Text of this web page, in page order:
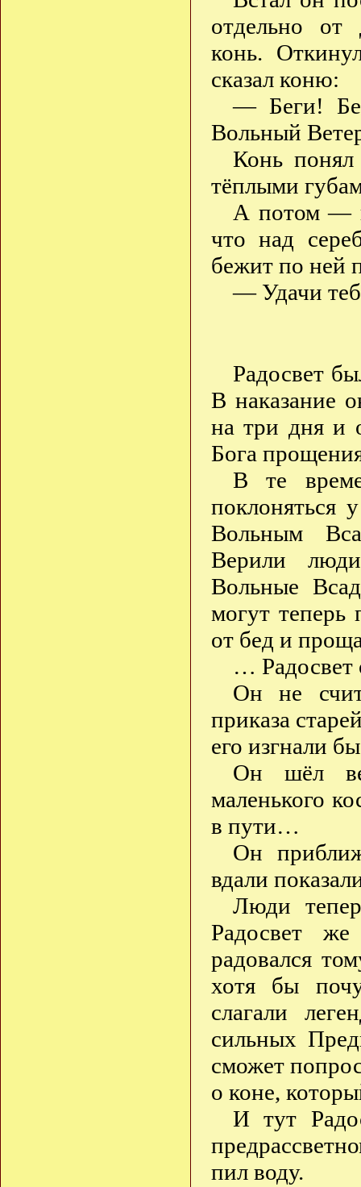
отдельно от
конь.
сказал коню:
— Беги!
Вольный
Конь
тёплыми
А потом —
что над
бежит по ней
— Удачи
Радосвет
В наказание
на три дня и
Бога
В те
поклоняться
Вольным
Верили
Вольные
могут теперь
от бед и
… Радосвет
Он не
приказа
его изгнали
Он шёл
маленького
в пути…
Он
вдали
Люди
Радосвет
радовался
хотя бы
слагали
сильных
сможет
о коне,
И тут
пил воду.